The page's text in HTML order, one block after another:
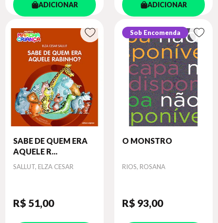
ADICIONAR ADICIONAR
SABE DE QUEM ERA
AQUELE R...
Autor
SALLUT, ELZA CESAR
R$ 51,00
Sob Encomenda
O MONSTRO
Autor
RIOS, ROSANA
R$ 93,00